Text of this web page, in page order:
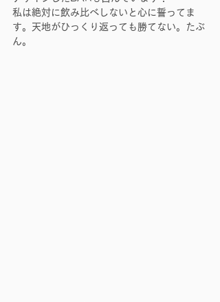
私は絶対に飲み比べしないと心に誓ってま
す。天地がひっくり返っても勝てない。たぶ
ん。